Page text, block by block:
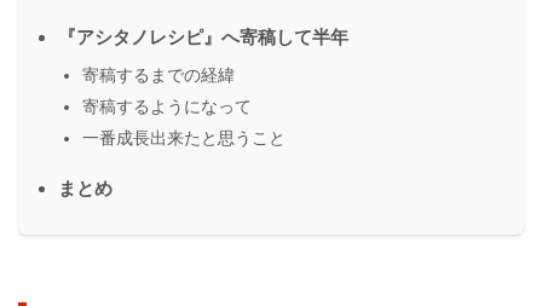
『アシタノレシピ』へ寄稿して半年
寄稿するまでの経緯
寄稿するようになって
一番成長出来たと思うこと
まとめ